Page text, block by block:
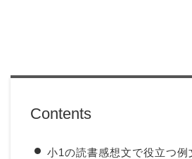
Contents
小1の読書感想文で役立つ例